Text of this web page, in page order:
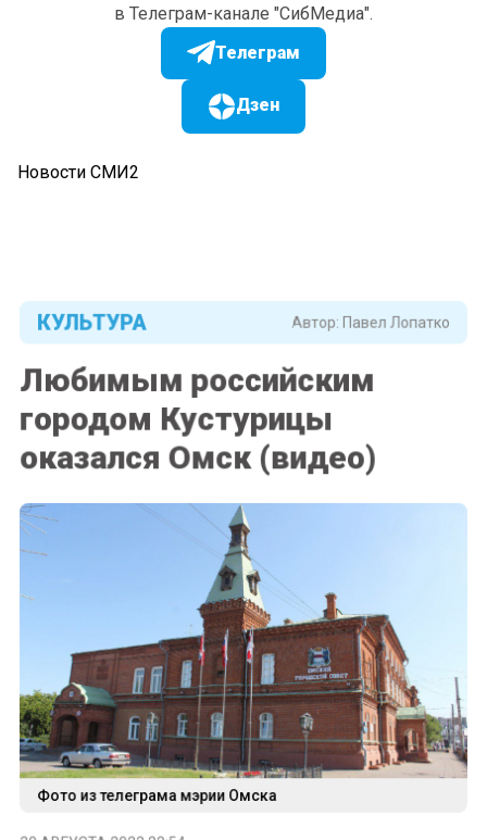
в Телеграм-канале "СибМедиа".
Телеграм
Дзен
Новости СМИ2
Автор:Павел Лопатко
КУЛЬТУРА
Любимым российским
городом Кустурицы
оказался Омск (видео)
Фото из телеграма мэрии Омска